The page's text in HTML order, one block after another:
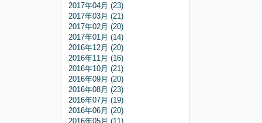
2017年04月 (23)
2017年03月 (21)
2017年02月 (20)
2017年01月 (14)
2016年12月 (20)
2016年11月 (16)
2016年10月 (21)
2016年09月 (20)
2016年08月 (23)
2016年07月 (19)
2016年06月 (20)
2016年05月 (11)